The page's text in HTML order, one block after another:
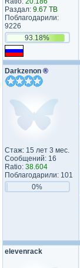
Раздал: 9.67 TB
Поблагодарили:
9226
93.18%
Darkzenon ®
Стаж: 15 лет 3 мес.
Сообщений: 16
Ratio: 38.604
Поблагодарили: 101
0%
elevenrack